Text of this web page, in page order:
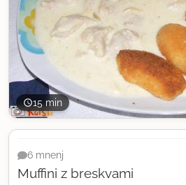
15 min
Muffini z breskvami
6 mnenj